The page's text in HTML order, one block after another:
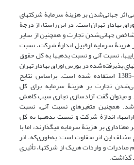
اثر جهانی‌شدن بر هزینۀ سرمایۀ شرکت‏های
بهادار تهران است. در این راستا، از درجۀ
شاخص جهانی‌شدن تجارت و همچنین از سایر
هزینۀ سرمایه از‌قبیل اندازۀ شرکت، نسبت
نسبت آنی و نسبت بدهی‏ها به کل حقوق
پذیرفته‌شده در بورس اوراق بهادار تهران
برای دورۀ زمانی 1389-1385 استفاده شده است. بر‌اساس نتایج
تجارت بر هزینۀ سرمایه برای کل
و می‏توان گفت آزاد‌سازی تجاری سبب کاهش
همچنین متغیرهای نسبت آنی، نسبت
اندازۀ شرکت و نسبت بدهی‏ها به کل
حقوق صاحبان سهام تأثیر معنا‏داری بر هزینۀ سرمایه می‎گذارند، اما با
این اثر متفاوت است؛ به‌طوری‌که، اثر
و واردات هر‌یک از شرکت‏ها، تأثیری
گذاشت.